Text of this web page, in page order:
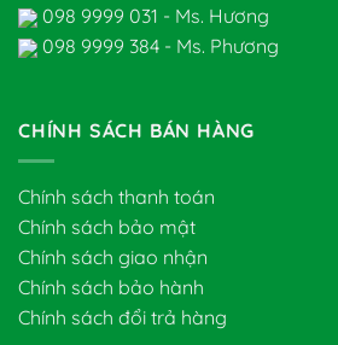
098 9999 031 - Ms. Hương
098 9999 384 - Ms. Phương
CHÍNH SÁCH BÁN HÀNG
Chính sách thanh toán
Chính sách bảo mật
Chính sách giao nhận
Chính sách bảo hành
Chính sách đổi trả hàng